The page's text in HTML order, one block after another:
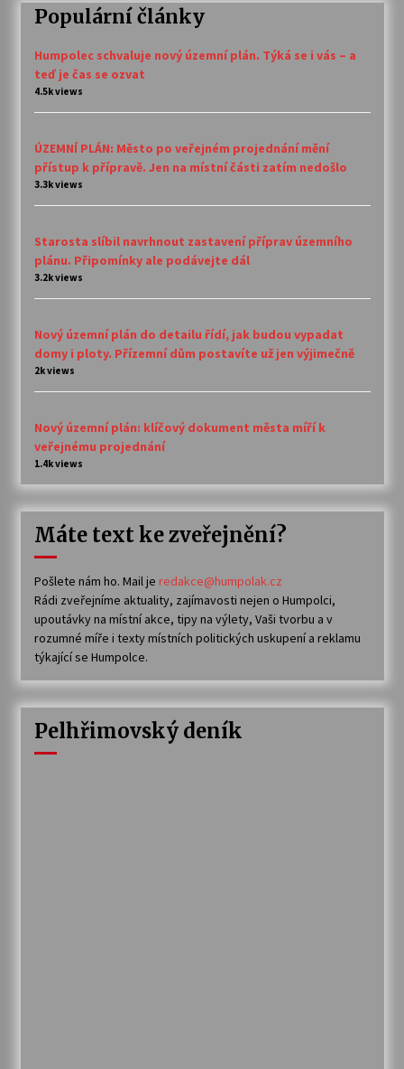
Populární články
Humpolec schvaluje nový územní plán. Týká se i vás – a
teď je čas se ozvat
4.5k views
ÚZEMNÍ PLÁN: Město po veřejném projednání mění
přístup k přípravě. Jen na místní části zatím nedošlo
3.3k views
Starosta slíbil navrhnout zastavení příprav územního
plánu. Připomínky ale podávejte dál
3.2k views
Nový územní plán do detailu řídí, jak budou vypadat
domy i ploty. Přízemní dům postavíte už jen výjimečně
2k views
Nový územní plán: klíčový dokument města míří k
veřejnému projednání
1.4k views
Máte text ke zveřejnění?
Pošlete nám ho. Mail je redakce@humpolak.cz
Rádi zveřejníme aktuality, zajímavosti nejen o Humpolci,
upoutávky na místní akce, tipy na výlety, Vaši tvorbu a v
rozumné míře i texty místních politických uskupení a reklamu
týkající se Humpolce.
Pelhřimovský deník